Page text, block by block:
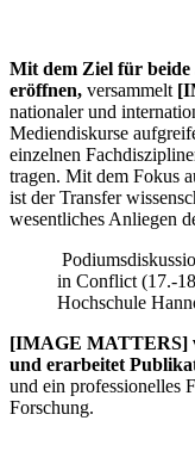
Mit dem Ziel für beide
eröffnen, versammelt
nationaler und
Mediendiskurse
einzelnen
tragen. Mit dem Fokus
ist der Transfer
wesentliches Anliegen
in Conflict (17.-
Hochschule
[IMAGE MATTERS]
und erarbeitet
und ein professionelles
Forschung.